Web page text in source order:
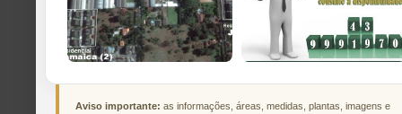
Aviso importante: as informações, áreas, medidas, plantas, imagens e